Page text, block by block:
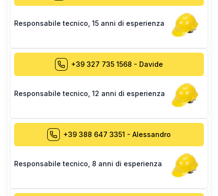
Responsabile tecnico 15 anni di esperienza
+39 327 735 1568 - Davide
Responsabile tecnico 12 anni di esperienza
+39 388 647 3351 - Alessandro
Responsabile tecnico 8 anni di esperienza